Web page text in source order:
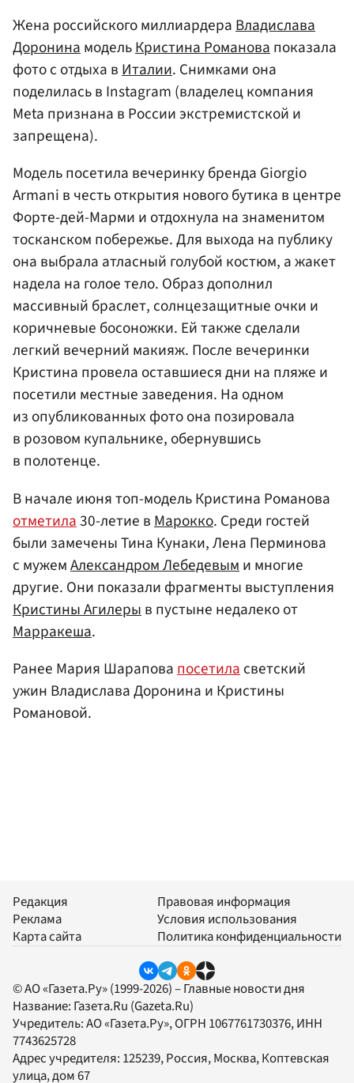
Жена российского миллиардераВладислава
ДоронинамодельКристина Романовапоказала
фото с отдыха вИталии. Снимками она
поделилась в Instagram (владелец компания
Meta признана в России экстремистской и
запрещена).
Модель посетила вечеринку бренда Giorgio
Armani в честь открытия нового бутика в центре
Форте-дей-Марми и отдохнула на знаменитом
тосканском побережье. Для выхода на публику
она выбрала атласный голубой костюм, а жакет
надела на голое тело. Образ дополнил
массивный браслет, солнцезащитные очки и
коричневые босоножки. Ей также сделали
легкий вечерний макияж. После вечеринки
Кристина провела оставшиеся дни на пляже и
посетили местные заведения. На одном
из опубликованных фото она позировала
в розовом купальнике, обернувшись
в полотенце.
В начале июня топ-модель Кристина Романова
отметила30-летие в Марокко. Среди гостей
были замечены Тина Кунаки, Лена Перминова
с мужемАлександром Лебедевым и многие
другие. Они показали фрагменты выступления
Кристины Агилеры в пустыне недалеко от
Марракеша.
Ранее Мария Шараповапосетиласветский
ужин Владислава Доронина и Кристины
Романовой.
Редакция
Реклама
Карта сайта
Правовая информация
Условия использования
Политика конфиденциальности
© АО «Газета.Ру» (1999-2026) – Главные новости дня
Название: Газета.Ru (Gazeta.Ru)
Учредитель:АО «Газета.Ру», ОГРН 1067761730376, ИНН
7743625728
Адрес учредителя: 125239, Россия, Москва, Коптевская
улица, дом 67